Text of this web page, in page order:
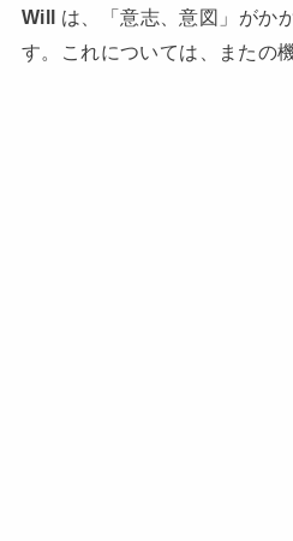
Will は、「意志、意図」がか
す。これについては、またの